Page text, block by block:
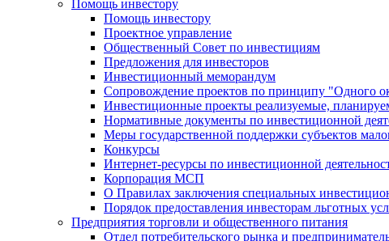
Помощь инвестору
Помощь инвестору
Проектное управление
Общественный Совет по инвестициям
Предложения для инвесторов
Инвестиционный меморандум
Сопровождение проектов по принципу "Oдного
Инвестиционные проекты реализуемые,
Нормативные документы по инвестиционной
Меры государственной поддержки субъектов
Конкурсы
Интернет-ресурсы по инвестиционной
Корпорация МСП
О Правилах заключения специальных
Порядок предоставления инвесторам льготных
Предприятия торговли и общественного питания
Отдел потребительского рынка и